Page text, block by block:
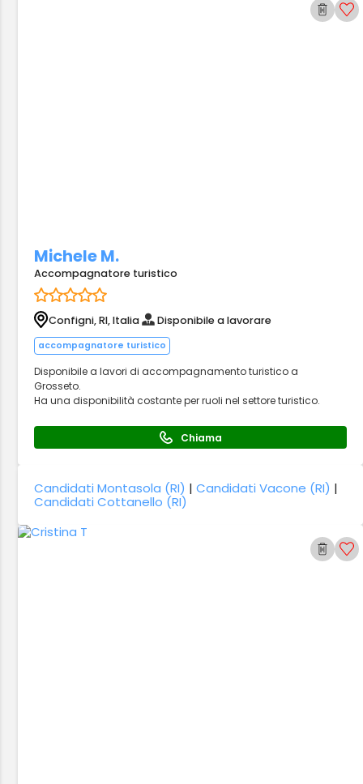
Michele M.
Accompagnatore turistico
Configni, RI, Italia Disponibile a lavorare
accompagnatore turistico
Disponibile a lavori di accompagnamento turistico a
Grosseto.
Ha una disponibilità costante per ruoli nel settore turistico.
Chiama
Candidati Montasola (RI) |Candidati Vacone (RI) |
Candidati Cottanello (RI)